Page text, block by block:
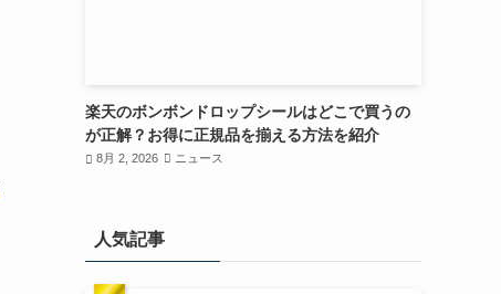
楽天のボンボンドロップシールはどこで買うの
が正解？お得に正規品を揃える方法を紹介
8月 2, 2026 ニュース
人気記事